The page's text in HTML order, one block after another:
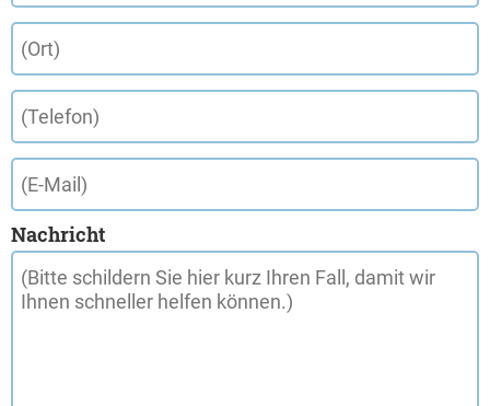
Nachricht